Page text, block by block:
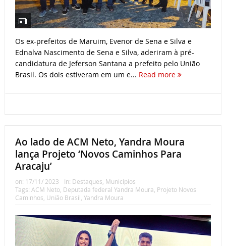
Os ex-prefeitos de Maruim, Evenor de Sena e Silva e
Ednalva Nascimento de Sena e Silva, aderiram à pré-
candidatura de Jeferson Santana a prefeito pelo União
Brasil. Os dois estiveram em um e... Read more
Ao lado de ACM Neto, Yandra Moura
lança Projeto ‘Novos Caminhos Para
Aracaju’
on: 17/11/ 2023 In: Destaques Municípios
Tags: ACM Neto, Deputada federal Yandra Moura Projeto Novos
Caminhos União Brasil Yandra Moura